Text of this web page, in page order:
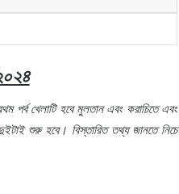
পর্ব খেলাটি হবে মুলতান এবং করাচিতে এবং
দুইটাই শুরু হবে। বিস্তারিত তথ্য জানতে নিচে